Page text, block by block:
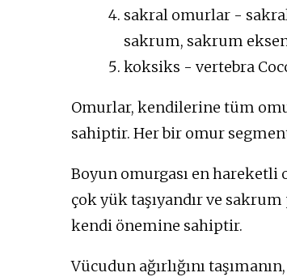
sakral omurlar - sakral
sakrum, sakrum
koksiks - vertebra
Omurlar, kendilerine tüm
sahiptir. Her bir omur
Boyun omurgası en hareketli
çok yük taşıyandır ve
kendi önemine sahiptir.
Vücudun ağırlığını